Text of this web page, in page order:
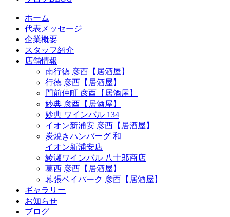
ホーム
代表メッセージ
企業概要
スタッフ紹介
店舗情報
南行徳 彦酉【居酒屋】
行徳 彦酉【居酒屋】
門前仲町 彦酉【居酒屋】
妙典 彦酉【居酒屋】
妙典 ワインバル 134
イオン新浦安 彦酉【居酒屋】
炭焼きハンバーグ 和
イオン新浦安店
綾瀬ワインバル 八十郎商店
葛西 彦酉【居酒屋】
幕張ベイパーク 彦酉【居酒屋】
ギャラリー
お知らせ
ブログ